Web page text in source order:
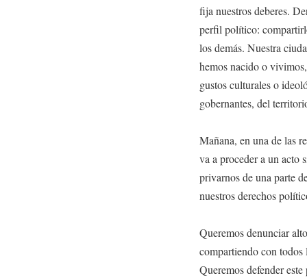
fija nuestros deberes.
perfil político:
los demás. Nuestra
hemos nacido o
gustos culturales o
gobernantes, del
Mañana, en una de las
va a proceder a un acto
privarnos de una parte
nuestros derechos
Queremos denunciar
compartiendo con todos
Queremos defender